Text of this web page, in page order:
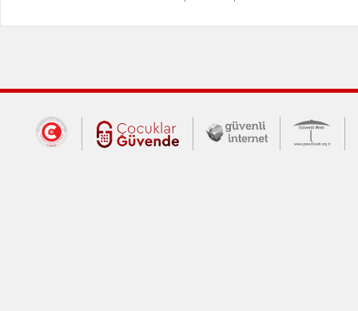
Dış Bağlantılar
Cumhurbaşkanlığı İletişim Merkezi
Çocuklar Güvende (yeni
Güvenli